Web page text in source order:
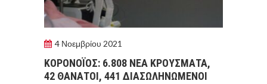
4 Νοεμβρίου 2021
ΚΟΡOΝΟΪOΣ: 6.808 ΝEΑ ΚΡΟYΣΜΑΤΑ,
42 ΘAΝΑΤΟΙ, 441 ΔΙΑΣΩΛΗΝΩΜEΝΟI